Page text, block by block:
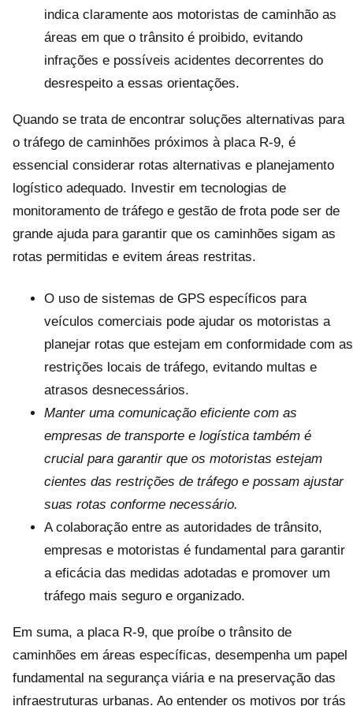
indica claramente aos motoristas de caminhão as
áreas em que o trânsito é proibido, evitando
infrações e possíveis acidentes decorrentes do
desrespeito a essas orientações.
Quando se trata de encontrar soluções alternativas para
o tráfego de caminhões próximos à placa R-9, é
essencial considerar rotas alternativas e planejamento
logístico adequado. Investir em tecnologias de
monitoramento de tráfego e gestão de frota pode ser de
grande ajuda para garantir que os caminhões sigam as
rotas permitidas e evitem áreas restritas.
O uso de sistemas de GPS específicos para
veículos comerciais pode ajudar os motoristas a
planejar rotas que estejam em conformidade com as
restrições locais de tráfego, evitando multas e
atrasos desnecessários.
Manter uma comunicação eficiente com as
empresas de transporte e logística também é
crucial para garantir que os motoristas estejam
cientes das restrições de tráfego e possam ajustar
suas rotas conforme necessário.
A colaboração entre as autoridades de trânsito,
empresas e motoristas é fundamental para garantir
a eficácia das medidas adotadas e promover um
tráfego mais seguro e organizado.
Em suma, a placa R-9, que proíbe o trânsito de
caminhões em áreas específicas, desempenha um papel
fundamental na segurança viária e na preservação das
infraestruturas urbanas. Ao entender os motivos por trás